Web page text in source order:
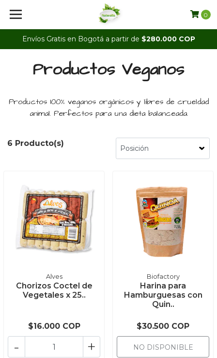
Envíos Gratis en Bogotá a partir de $280.000 COP
0
Productos Veganos
Productos 100% veganos orgánicos y libres de crueldad
animal. Perfectos para una dieta balanceada.
6 Producto(s)
Alves
Chorizos Coctel de
Vegetales x 25..
$16.000 COP
+
-
Biofactory
Harina para
Hamburguesas con
Quin..
$30.500 COP
NO DISPONIBLE